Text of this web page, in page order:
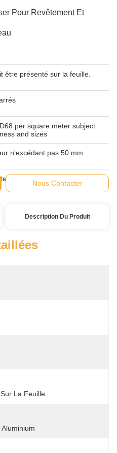
Pour Revêtement Et
être présenté sur la feuille.
per square meter subject
and sizes
n'excédant pas 50 mm
Union et
Nous Contacter
Description Du Produit
La Feuille.